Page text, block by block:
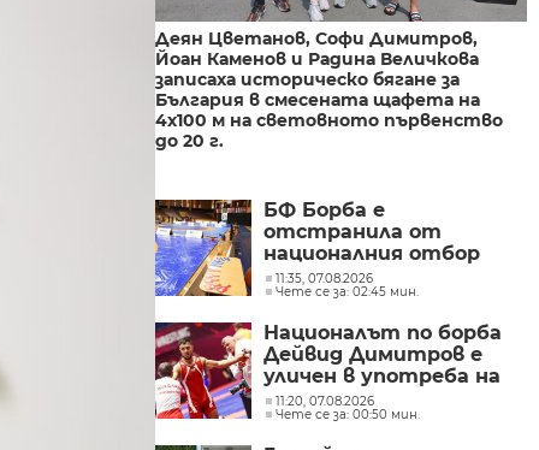
Деян Цветанов, Софи Димитров,
Йоан Каменов и Радина Величкова
записаха историческо бягане за
България в смесената щафета на
4х100 м на световното първенство
до 20 г.
БФ Борба е
отстранила от
националния отбор
състезател със спрени
права
11:35, 07.08.2026
Чете се за: 02:45 мин.
Националът по борба
Дейвид Димитров е
уличен в употреба на
допинг
11:20, 07.08.2026
Чете се за: 00:50 мин.